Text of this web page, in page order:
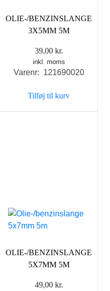
OLIE-/BENZINSLANGE
3X5MM 5M
39,00 kr.
inkl. moms
Varenr: 121690020
Tilføj til kurv
OLIE-/BENZINSLANGE
5X7MM 5M
49,00 kr.